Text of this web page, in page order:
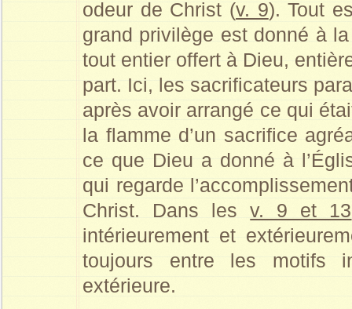
odeur de Christ (v. 9). Tout
grand privilège est donné à
tout entier offert à Dieu,
part. Ici, les sacrificateurs
après avoir arrangé ce qui
la flamme d’un sacrifice
ce que Dieu a donné à
qui regarde
Christ. Dans lesv. 9 et 13
intérieurement et
toujours entre les motifs
extérieure.